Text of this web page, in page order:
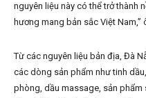
nguyên liệu này có thể trở thành
hương mang bản sắc Việt Nam,”
Từ các nguyên liệu bản địa, Đà
các dòng sản phẩm như tinh
phòng, dầu massage, sản phẩm